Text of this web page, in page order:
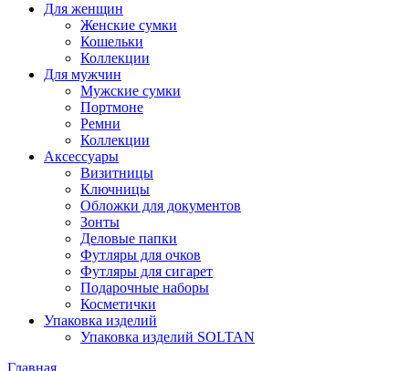
Для женщин
Женские сумки
Кошельки
Коллекции
Для мужчин
Мужские сумки
Портмоне
Ремни
Коллекции
Аксессуары
Визитницы
Ключницы
Обложки для документов
Зонты
Деловые папки
Футляры для очков
Футляры для сигарет
Подарочные наборы
Косметички
Упаковка изделий
Упаковка изделий SOLTAN
Главная